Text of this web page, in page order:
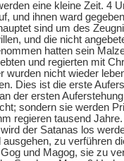
eine kleine Zeit. 4
und ihnen ward
sind um des
und die nicht
hatten sein
und regierten mit
wurden nicht wieder
Dies ist die erste
der ersten
sondern sie werden
regieren tausend
der Satanas los
zu verführen
und Magog, sie zu